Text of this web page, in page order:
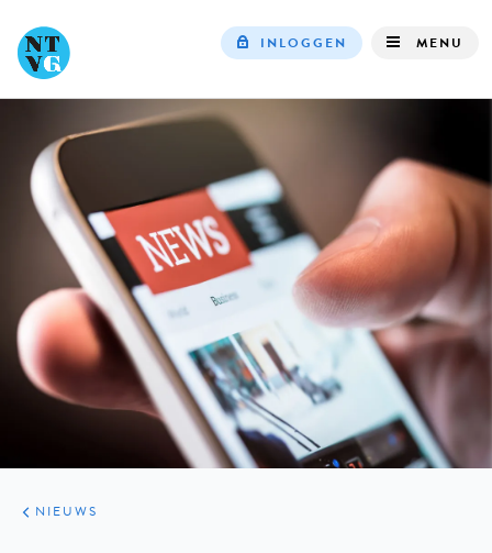
INLOGGEN MENU
ARTIKELEN
HET
KORT
NIEUWS